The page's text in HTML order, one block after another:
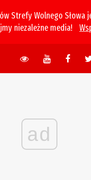
Strefy Wolnego Słowa
niezależne media!
ad